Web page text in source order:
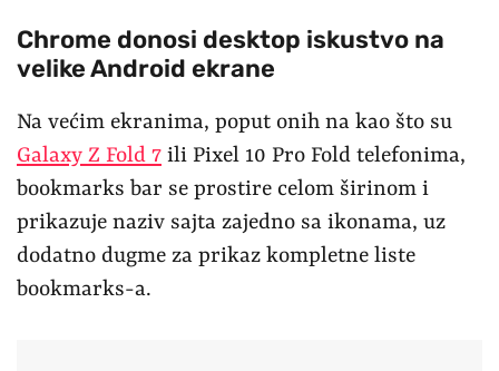
Chrome donosi desktop iskustvo na
velike Android ekrane
Na većim ekranima, poput onih na kao što su
Galaxy Z Fold 7 ili Pixel 10 Pro Fold telefonima,
bookmarks bar se prostire celom širinom i
prikazuje naziv sajta zajedno sa ikonama, uz
dodatno dugme za prikaz kompletne liste
bookmarks-a.